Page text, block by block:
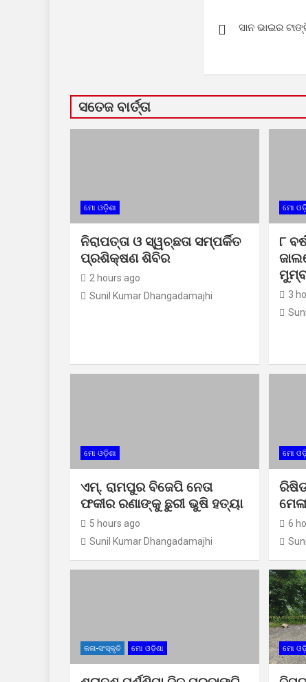
navigation
ସାନ ଭାଇର
ସତେଜ ବାର୍ତ୍ତା
ମୋ ଓଡ଼ିଶା
ନିରାପତ୍ତା ଓ ସ୍ୱଚ୍ଛତା ସମ୍ପର୍କିତ
ପ୍ରଶିକ୍ଷଣ ଶିବିର
2 hours ago
Sunil Kumar Dhangadamajhi
ମୋ
୮
3
ମୋ ଓଡ଼ିଶା
ଏମ୍. ରାମପୁର ବିଜେପି ନେତା
ଫକୀର ରଣାଙ୍କୁ ଛୁରୀ ଭୁଷି ହତ୍ୟା
5 hours ago
Sunil Kumar Dhangadamajhi
ମୋ
6
କଳା-ସଂସ୍କୃତି ମୋ ଓଡ଼ିଶା ମୋ